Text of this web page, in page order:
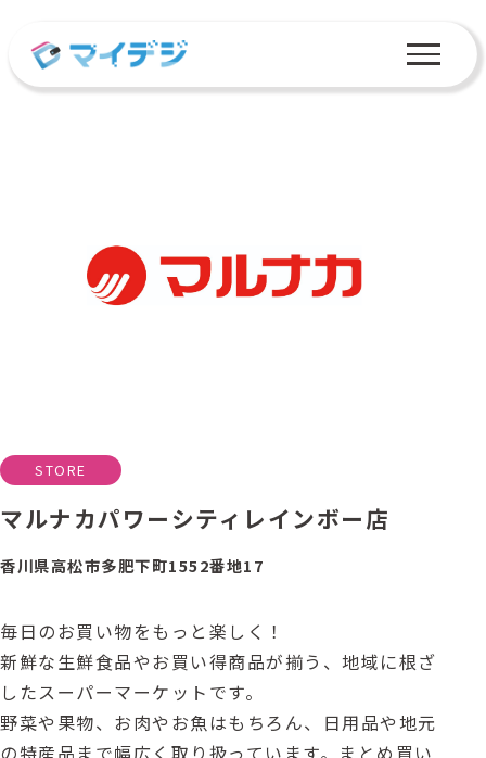
STORE
マルナカパワーシティレインボー店
香川県高松市多肥下町1552番地17
毎日のお買い物をもっと楽しく！
新鮮な生鮮食品やお買い得商品が揃う、地域に根ざ
したスーパーマーケットです。
野菜や果物、お肉やお魚はもちろん、日用品や地元
の特産品まで幅広く取り扱っています。まとめ買い